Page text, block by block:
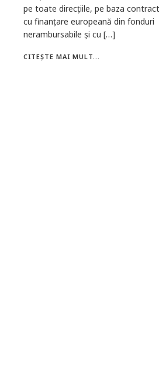
pe toate direcțiile, pe baza
cu finanțare europeană din fonduri
nerambursabile și cu […]
CITEȘTE MAI MULT...